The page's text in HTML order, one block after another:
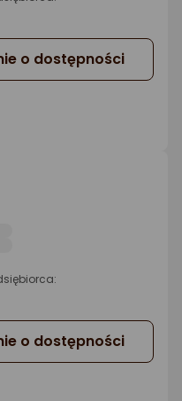
o dostępności
o dostępności